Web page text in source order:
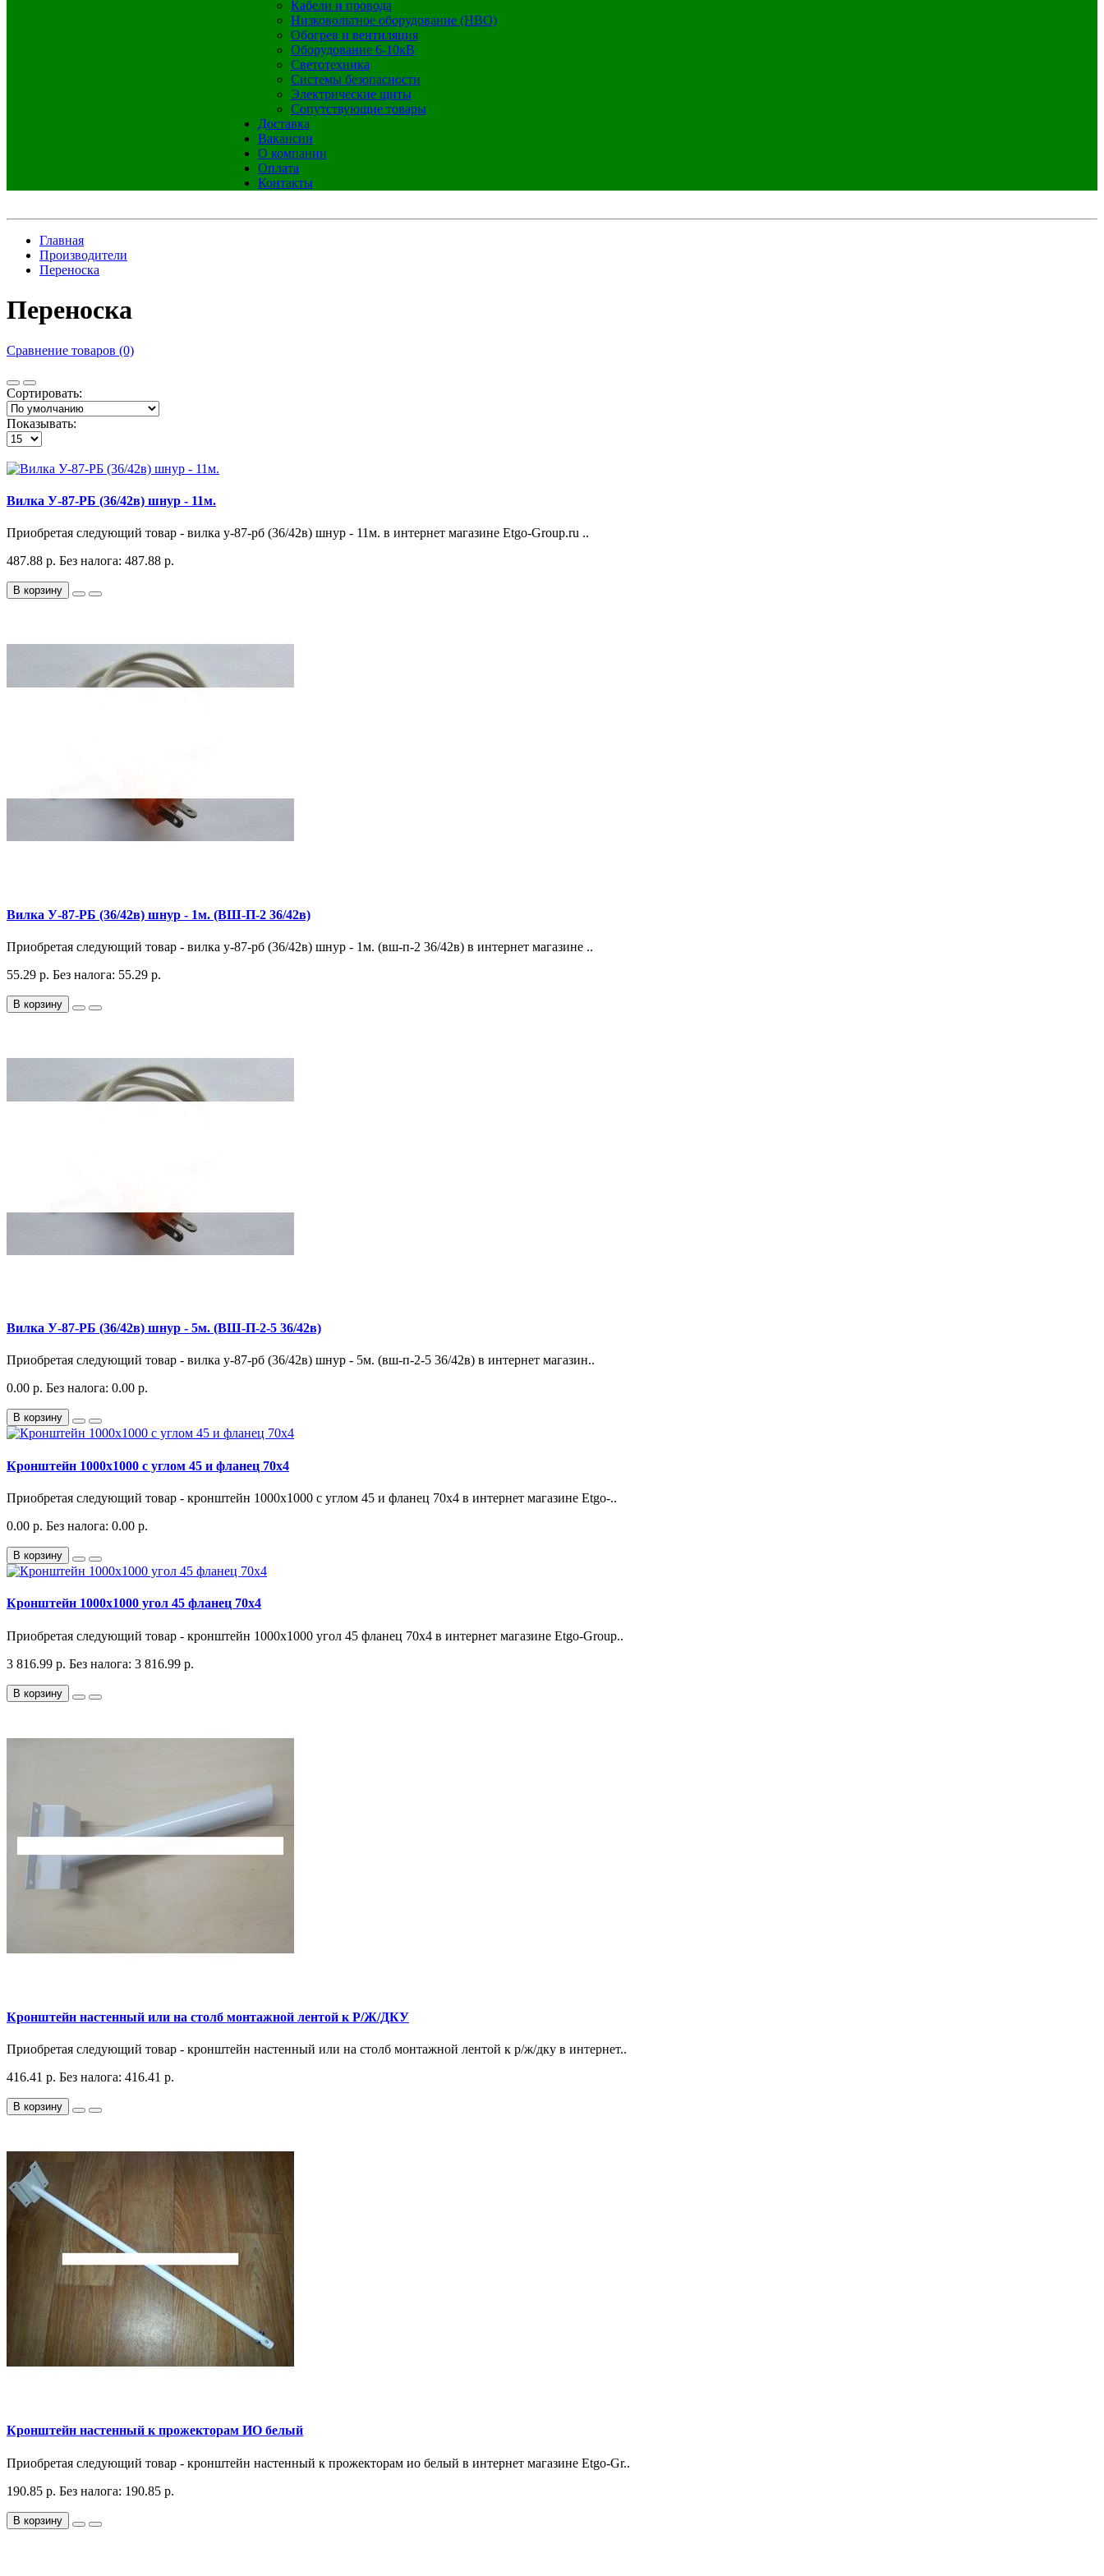
Кабели и провода
Низковольтное оборудование (НВО)
Обогрев и вентиляция
Оборудование 6-10кВ
Светотехника
Системы безопасности
Электрические щиты
Сопутствующие товары
Доставка
Вакансии
О компании
Оплата
Контакты
Главная
Производители
Переноска
Переноска
Сравнение товаров (0)
Сортировать:
Показывать:
Вилка У-87-РБ (36/42в) шнур - 11м.
Приобретая следующий товар - вилка у-87-рб (36/42в) шнур - 11м. в интернет магазине Etgo-Group.ru ..
487.88 р. Без налога: 487.88 р.
В корзину
Вилка У-87-РБ (36/42в) шнур - 1м. (ВШ-П-2 36/42в)
Приобретая следующий товар - вилка у-87-рб (36/42в) шнур - 1м. (вш-п-2 36/42в) в интернет магазине ..
55.29 р. Без налога: 55.29 р.
В корзину
Вилка У-87-РБ (36/42в) шнур - 5м. (ВШ-П-2-5 36/42в)
Приобретая следующий товар - вилка у-87-рб (36/42в) шнур - 5м. (вш-п-2-5 36/42в) в интернет магазин..
0.00 р. Без налога: 0.00 р.
В корзину
Кронштейн 1000х1000 с углом 45 и фланец 70х4
Приобретая следующий товар - кронштейн 1000х1000 с углом 45 и фланец 70х4 в интернет магазине Etgo-..
0.00 р. Без налога: 0.00 р.
В корзину
Кронштейн 1000х1000 угол 45 фланец 70х4
Приобретая следующий товар - кронштейн 1000х1000 угол 45 фланец 70х4 в интернет магазине Etgo-Group..
3 816.99 р. Без налога: 3 816.99 р.
В корзину
Кронштейн настенный или на столб монтажной лентой к Р/Ж/ДКУ
Приобретая следующий товар - кронштейн настенный или на столб монтажной лентой к р/ж/дку в интернет..
416.41 р. Без налога: 416.41 р.
В корзину
Кронштейн настенный к прожекторам ИО белый
Приобретая следующий товар - кронштейн настенный к прожекторам ио белый в интернет магазине Etgo-Gr..
190.85 р. Без налога: 190.85 р.
В корзину